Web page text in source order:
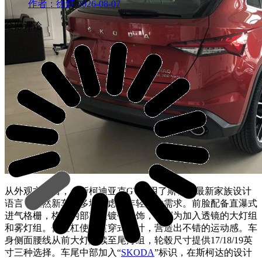
从外观方面看，全新柯迪亚克GT
沿用了斯柯达最新家族设计
语言，显然新车更多地考虑了年轻人的需求。前脸配备直瀑式
进气格栅，格栅内部加入镀铬装饰，两侧为加入透镜的大灯组
和雾灯组。保险杠使用贯穿式设计，营造出不错的运动感。车
身侧面腰线从前大灯延续至尾灯组，轮毂尺寸提供17/18/19英
寸三种选择。车尾中部加入“SKODA”标识，在斯柯达的设计
作者：徐辉 2026-08-07
全部评论